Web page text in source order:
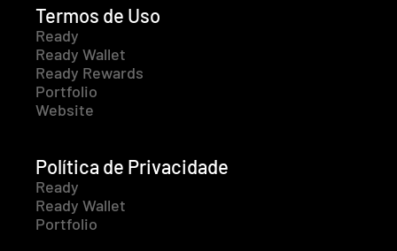
Termos de Uso
Ready
Ready Wallet
Ready Rewards
Portfolio
Website
Política de Privacidade
Ready
Ready Wallet
Portfolio